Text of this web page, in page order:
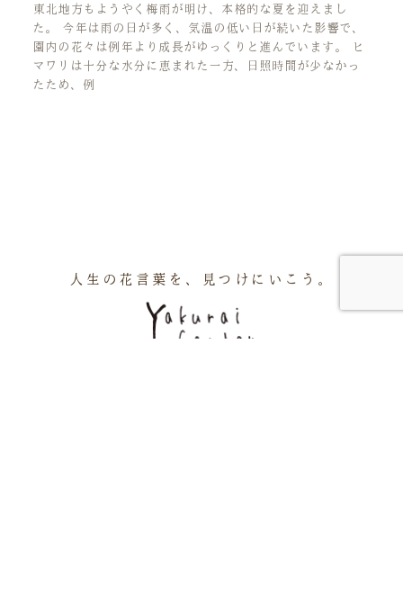
東北地方もようやく梅雨が明け、本格的な夏を迎えまし
た。 今年は雨の日が多く、気温の低い日が続いた影響で、
園内の花々は例年より成長がゆっくりと進んでいます。 ヒ
マワリは十分な水分に恵まれた一方、日照時間が少なかっ
たため、例
人生の花言葉を、見つけにいこう。